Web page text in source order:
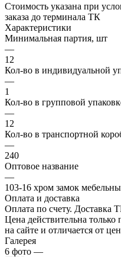
Стоимость указана при
заказа до терминала ТК
Характеристики
Минимальная партия, шт
—
12
Кол-во в индивидуальной
—
1
Кол-во в групповой
—
12
Кол-во в транспортной
—
240
Оптовое название
—
103-16 хром замок
Оплата и доставка
Оплата по счету. Доставка
Цена действительна только
на сайте и отличается от
Галерея
6 фото —